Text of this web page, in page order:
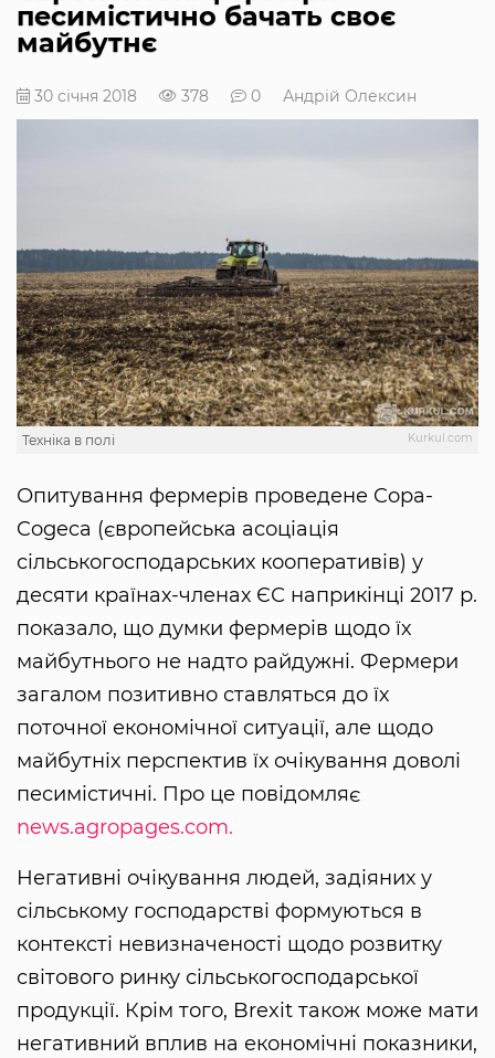
песимістично бачать своє
майбутнє
30 січня 2018 378 0 Андрій Олексин
Kurkul.com
Техніка в полі
Опитування фермерів проведене Copa-
Cogeca (європейська асоціація
сільськогосподарських кооперативів) у
десяти країнах-членах ЄС наприкінці 2017 р.
показало, що думки фермерів щодо їх
майбутнього не надто райдужні. Фермери
загалом позитивно ставляться до їх
поточної економічної ситуації, але щодо
майбутніх перспектив їх очікування доволі
песимістичні. Про це повідомляє
news.agropages.com.
Негативні очікування людей, задіяних у
сільському господарстві формуються в
контексті невизначеності щодо розвитку
світового ринку сільськогосподарської
продукції. Крім того, Brexit також може мати
негативний вплив на економічні показники,